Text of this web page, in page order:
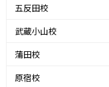
五反田校
武蔵小山校
蒲田校
原宿校